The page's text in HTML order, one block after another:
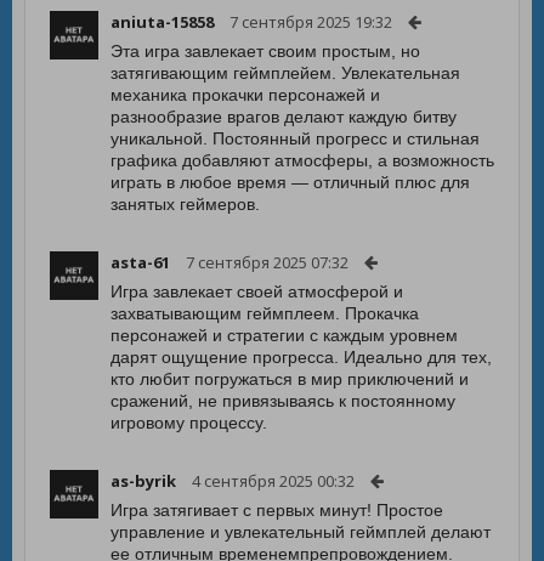
aniuta-15858 7 сентября 2025 19:32
Эта игра завлекает своим простым, но
затягивающим геймплейем. Увлекательная
механика прокачки персонажей и
разнообразие врагов делают каждую битву
уникальной. Постоянный прогресс и стильная
графика добавляют атмосферы, а возможность
играть в любое время — отличный плюс для
занятых геймеров.
asta-61 7 сентября 2025 07:32
Игра завлекает своей атмосферой и
захватывающим геймплеем. Прокачка
персонажей и стратегии с каждым уровнем
дарят ощущение прогресса. Идеально для тех,
кто любит погружаться в мир приключений и
сражений, не привязываясь к постоянному
игровому процессу.
as-byrik 4 сентября 2025 00:32
Игра затягивает с первых минут! Простое
управление и увлекательный геймплей делают
ее отличным временемпрепровождением.